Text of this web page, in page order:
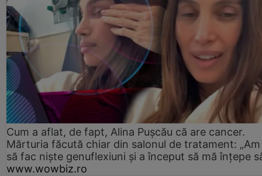
Cum a aflat, de fapt, Alina Pușcău că are cancer.
Mărturia făcută chiar din salonul de tratament:
să fac niște genuflexiuni și a început să mă înțepe
www.wowbiz.ro